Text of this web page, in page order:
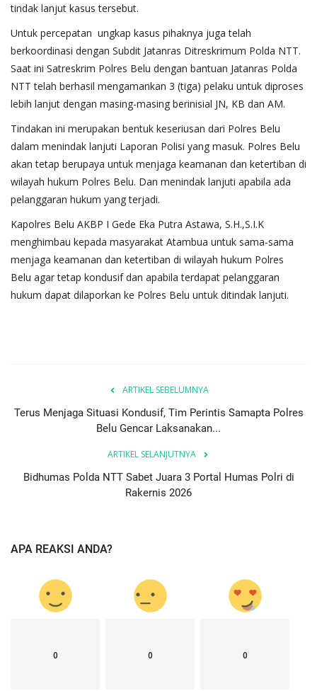
tindak lanjut kasus tersebut.
Untuk percepatan ungkap kasus pihaknya juga telah
berkoordinasi dengan Subdit Jatanras Ditreskrimum Polda NTT.
Saat ini Satreskrim Polres Belu dengan bantuan Jatanras Polda
NTT telah berhasil mengamankan 3 (tiga) pelaku untuk diproses
lebih lanjut dengan masing-masing berinisial JN, KB dan AM.
Tindakan ini merupakan bentuk keseriusan dari Polres Belu
dalam menindak lanjuti Laporan Polisi yang masuk. Polres Belu
akan tetap berupaya untuk menjaga keamanan dan ketertiban di
wilayah hukum Polres Belu. Dan menindak lanjuti apabila ada
pelanggaran hukum yang terjadi.
Kapolres Belu AKBP I Gede Eka Putra Astawa, S.H.,S.I.K
menghimbau kepada masyarakat Atambua untuk sama-sama
menjaga keamanan dan ketertiban di wilayah hukum Polres
Belu agar tetap kondusif dan apabila terdapat pelanggaran
hukum dapat dilaporkan ke Polres Belu untuk ditindak lanjuti.
ARTIKEL SEBELUMNYA
Terus Menjaga Situasi Kondusif, Tim Perintis Samapta Polres
Belu Gencar Laksanakan...
ARTIKEL SELANJUTNYA
Bidhumas Polda NTT Sabet Juara 3 Portal Humas Polri di
Rakernis 2026
APA REAKSI ANDA?
0 0 0